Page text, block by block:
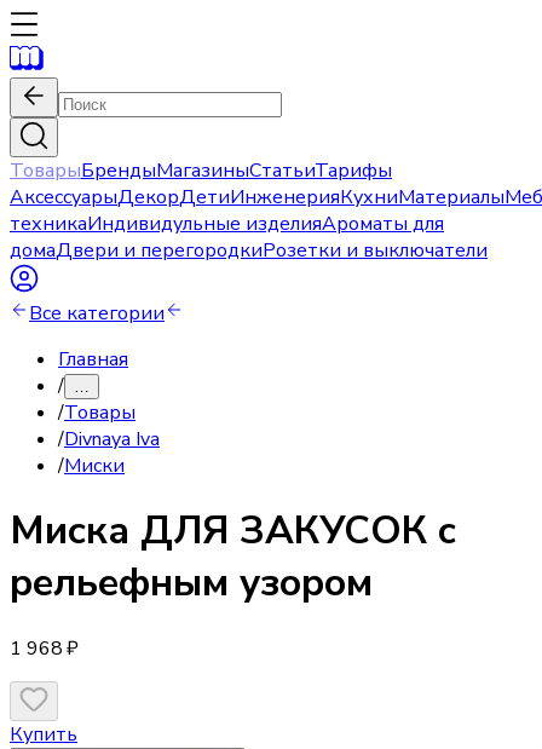
ТоварыБрендыМагазиныСтатьиТарифы
АксессуарыДекорДетиИнженерияКухниМатериалы
техникаИндивидульные изделияАроматы для
домаДвери и перегородкиРозетки и выключатели
Все категории
Главная
/ …
/Товары
/Divnaya Iva
/Миски
Миска ДЛЯ ЗАКУСОК с
рельефным узором
1 968 ₽
Купить